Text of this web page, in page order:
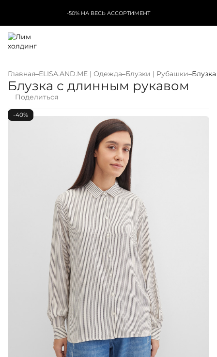
-50% НА ВЕСЬ АССОРТИМЕНТ
Главная–ELISA.AND.ME | Одежда–Блузки | Рубашки–
Блузка с длинным рукавом
Поделиться
-40%